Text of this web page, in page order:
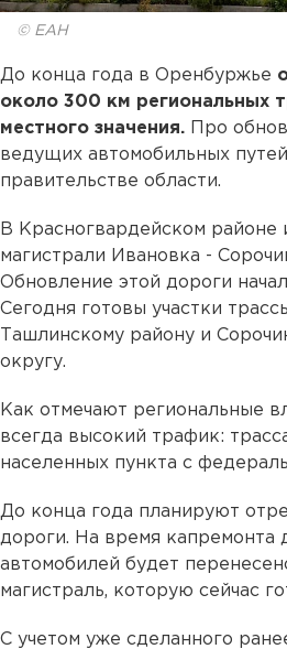
© ЕАН
До конца года в Оренбуржье
около 300 км региональных
местного значения. Про
ведущих автомобильных
правительстве области.
В Красногвардейском районе
магистрали Ивановка -
Обновление этой дороги
Сегодня готовы участки
Ташлинскому району и
округу.
Как отмечают региональные
всегда высокий трафик:
населенных пункта с
До конца года планируют
дороги. На время капремонта
автомобилей будет
магистраль, которую сейчас
С учетом уже сделанного